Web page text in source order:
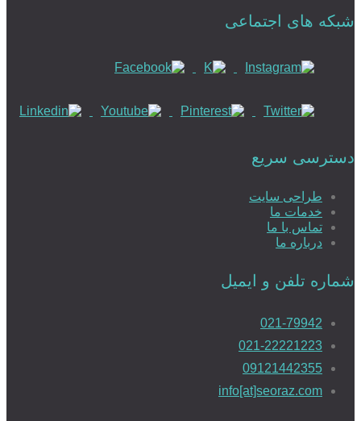
طراحی سایت رزرو هتل
طراحی سایت با MVC
شبکه های اجتماعی
دسترسی سریع
طراحی سایت
خدمات ما
تماس با ما
درباره ما
شماره تلفن و ایمیل
021-79942
021-22221223
09121442355
info[at]seoraz.com